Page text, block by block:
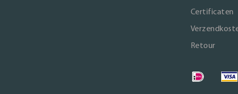
Certificaten
Retour